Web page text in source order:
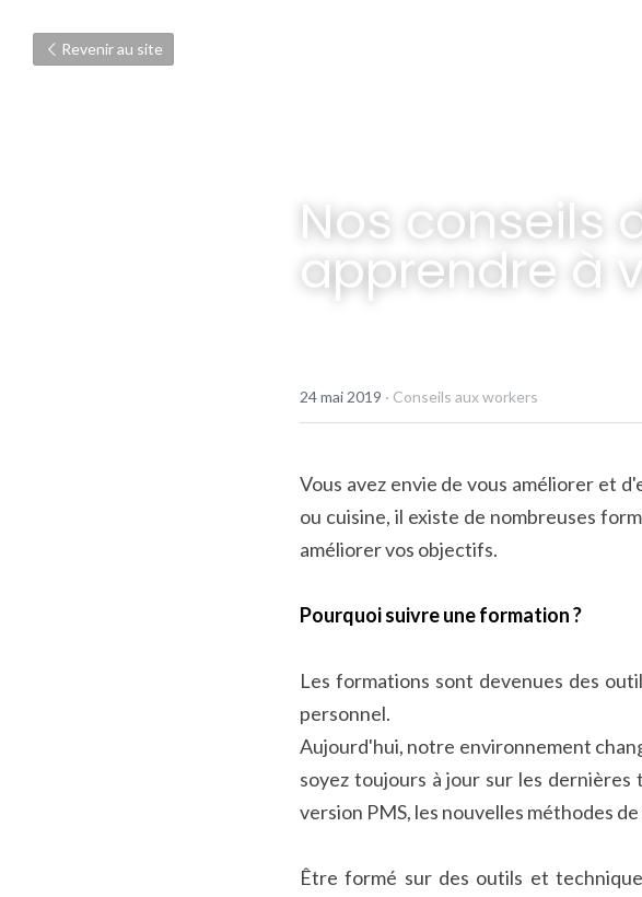
Revenir au site
Nos conseils
apprendre à
24 mai 2019 · Conseils aux workers
Vous avez envie de vous améliorer et
ou cuisine, il existe de nombreuses
améliorer vos objectifs.
Pourquoi suivre une formation ?
Les formations sont devenues des
personnel.
Aujourd'hui, notre environnement
soyez toujours à jour sur les
version PMS, les nouvelles méthodes
Être formé sur des outils et